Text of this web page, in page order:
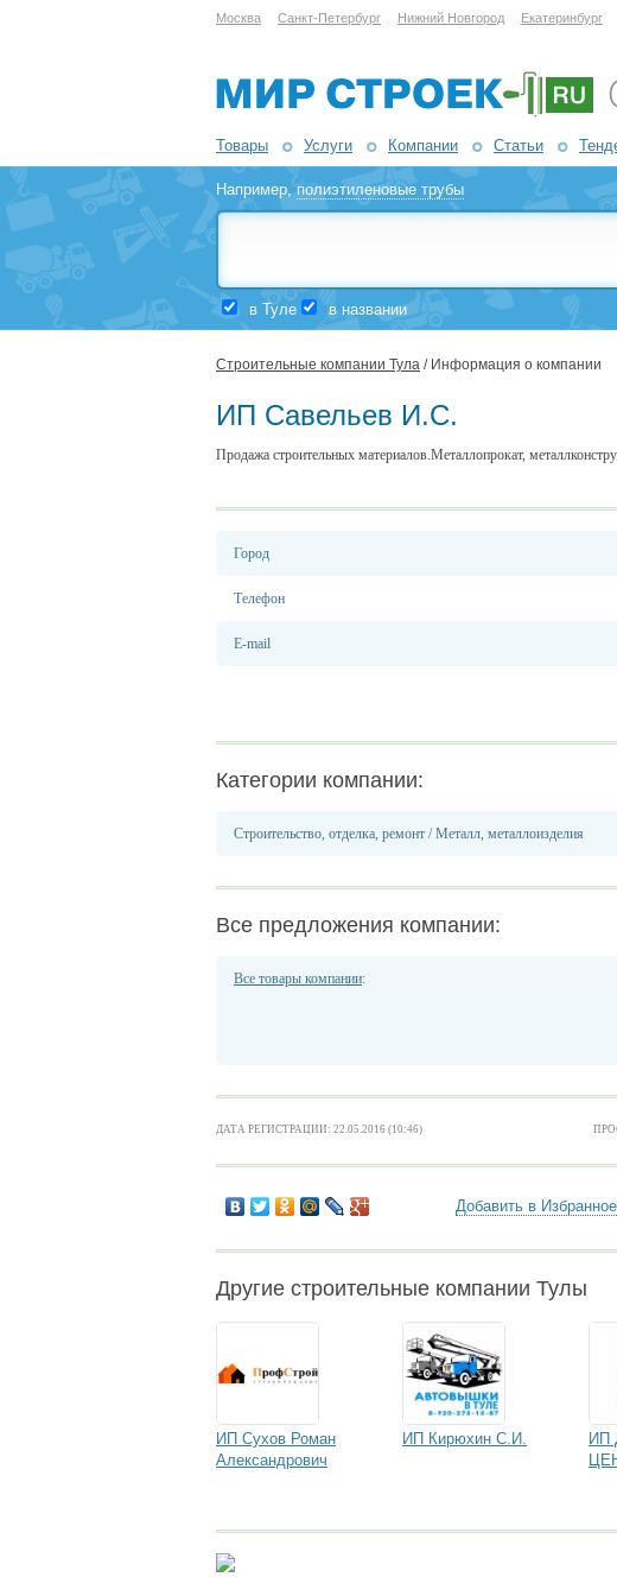
Москва Санкт-Петербург Нижний Новгород Екатеринбург
Товары Услуги Компании Статьи
Например,полиэтиленовые трубы
в Туле в названии
Строительные компании Тула / Информация о компании
ИП Савельев И.С.
Продажа строительных материалов.Металлопрокат,
Город
Телефон
E-mail
Категории компании:
Строительство, отделка, ремонт /Металл, металлоизделия
Все предложения компании:
Все товары компании:
ДАТА РЕГИСТРАЦИИ: 22.05.2016 (10:46)
Добавить в Избранное
Другие строительные компании Тулы
ИП Сухов Роман
Александрович
ИП Кирюхин С.И.
ИП